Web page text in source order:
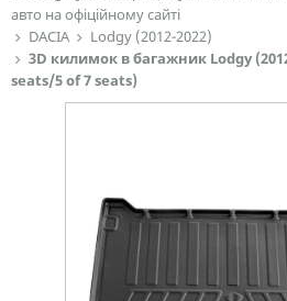
авто на офіційному сайті
DACIA
Lodgy (2012-2022)
3D килимок в багажник Lodgy
seats/5 of 7 seats)